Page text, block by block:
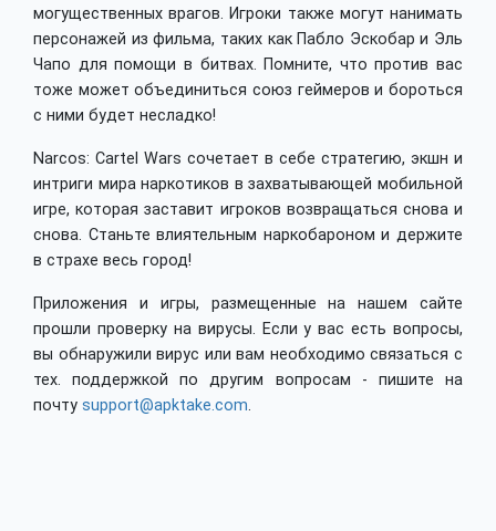
могущественных врагов. Игроки также могут нанимать
персонажей из фильма, таких как Пабло Эскобар и Эль
Чапо для помощи в битвах. Помните, что против вас
тоже может объединиться союз геймеров и бороться
с ними будет несладко!
Narcos: Cartel Wars сочетает в себе стратегию, экшн и
интриги мира наркотиков в захватывающей мобильной
игре, которая заставит игроков возвращаться снова и
снова. Станьте влиятельным наркобароном и держите
в страхе весь город!
Приложения и игры, размещенные на нашем сайте
прошли проверку на вирусы. Если у вас есть вопросы,
вы обнаружили вирус или вам необходимо связаться с
тех. поддержкой по другим вопросам - пишите на
почту support@apktake.com.